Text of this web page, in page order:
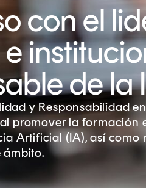
con el
de la
y Responsabilidad
promover la formación
Artificial (IA), así
ámbito.